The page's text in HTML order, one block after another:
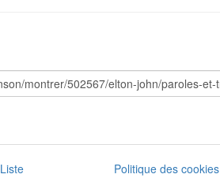
Liste Politique des cookies